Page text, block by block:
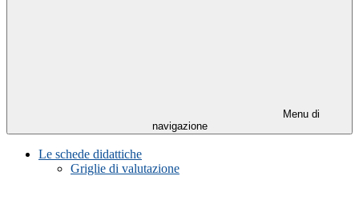
Menu di
navigazione
Le schede didattiche
Griglie di valutazione